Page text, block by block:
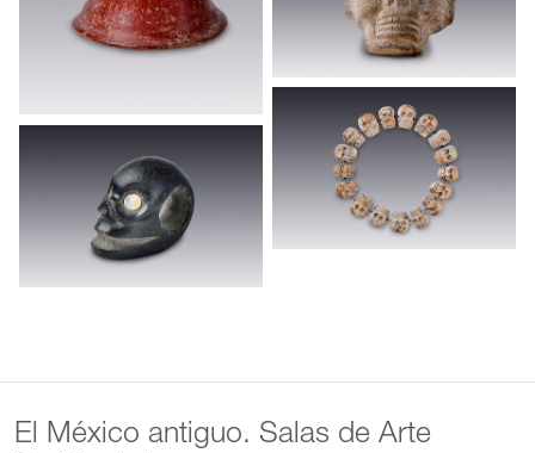
El México antiguo. Salas de Arte